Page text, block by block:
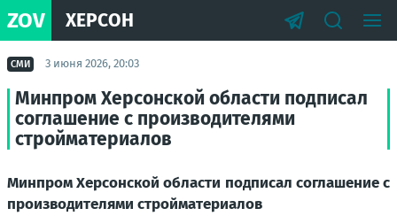
ZOV ХЕРСОН
СМИ 3 июня 2026, 20:03
Минпром Херсонской области подписал
соглашение с производителями
стройматериалов
Минпром Херсонской области подписал соглашение с
производителями стройматериалов